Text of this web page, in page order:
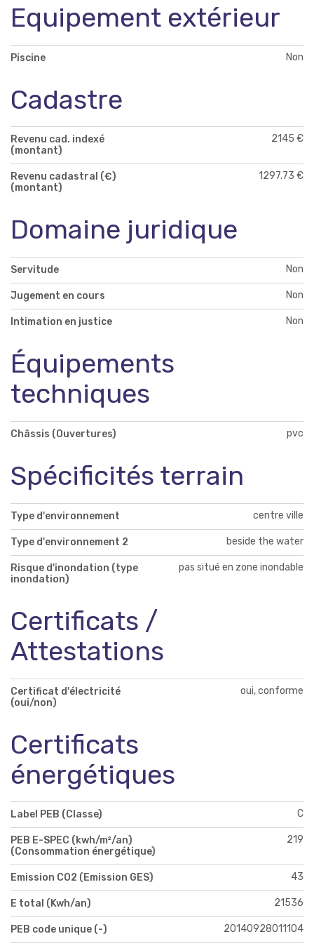
Equipement extérieur
Piscine Non
Cadastre
Revenu cad. indexé
(montant)
2145 €
Revenu cadastral (€)
(montant)
1297.73 €
Domaine juridique
Servitude Non
Jugement en cours Non
Intimation en justice Non
Équipements
techniques
Châssis (Ouvertures) pvc
Spécificités terrain
Type d'environnement centre ville
Type d'environnement 2 beside the water
Risque d'inondation (type
inondation)
pas situé en zone inondable
Certificats /
Attestations
Certificat d'électricité
(oui/non)
oui, conforme
Certificats
énergétiques
Label PEB (Classe) C
PEB E-SPEC (kwh/m²/an)
(Consommation énergétique)
219
Emission CO2 (Emission GES) 43
E total (Kwh/an) 21536
PEB code unique (-) 20140928011104